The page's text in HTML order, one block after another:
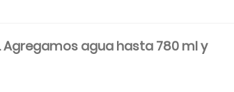
Agregamos agua hasta 780 ml y